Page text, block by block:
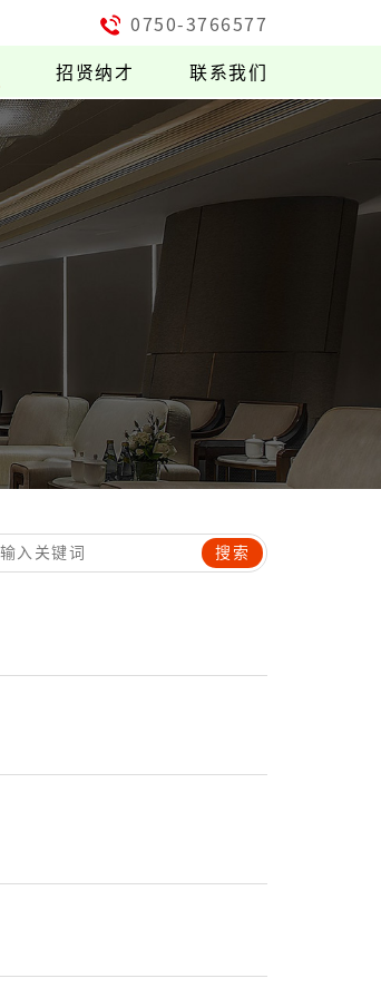
0750-3766577
招贤纳才 联系我们
搜索